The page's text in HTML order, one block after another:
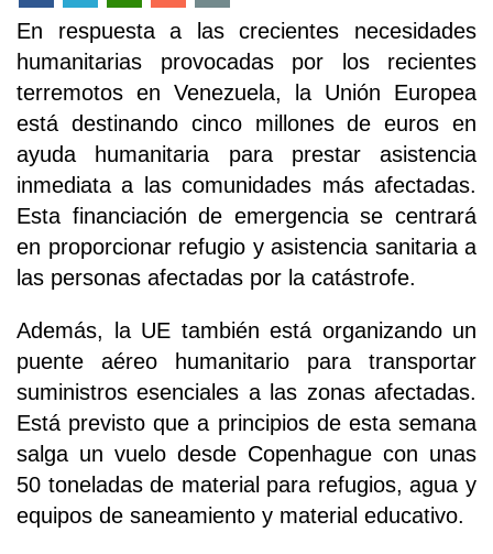
En respuesta a las crecientes necesidades
humanitarias provocadas por los recientes
terremotos en Venezuela, la Unión Europea
está destinando cinco millones de euros en
ayuda humanitaria para prestar asistencia
inmediata a las comunidades más afectadas.
Esta financiación de emergencia se centrará
en proporcionar refugio y asistencia sanitaria a
las personas afectadas por la catástrofe.
Además, la UE también está organizando un
puente aéreo humanitario para transportar
suministros esenciales a las zonas afectadas.
Está previsto que a principios de esta semana
salga un vuelo desde Copenhague con unas
50 toneladas de material para refugios, agua y
equipos de saneamiento y material educativo.